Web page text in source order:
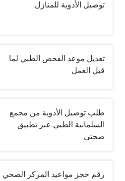
توصيل الأدوية للمنازل
تعديل موعد الفحص الطبي لما
قبل العمل
طلب توصيل الأدوية من مجمع
السلمانية الطبي عبر تطبيق
صحتي
رقم حجز مواعيد المركز الصحي